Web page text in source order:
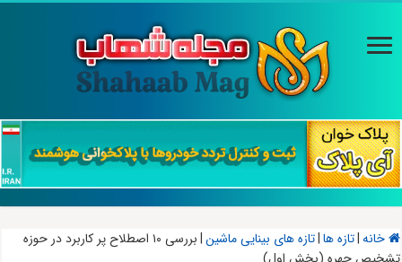
خانه|تازه ها|تازه های بینایی ماشین|
بررسی ۱۰ اصطلاح پر کاربرد در حوزه